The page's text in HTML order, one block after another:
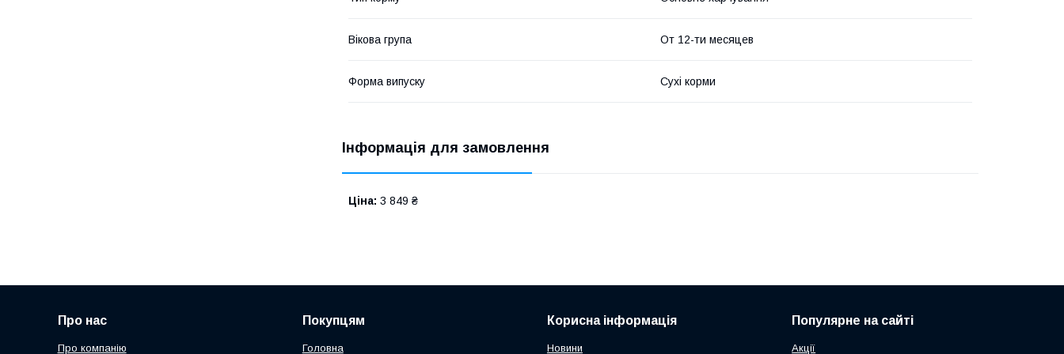
Вікова група От 12-ти месяцев
Форма випуску Сухі корми
Інформація для замовлення
Ціна: 3 849 ₴
Про нас
Про компанію
Покупцям
Головна
Корисна інформація
Новини
Популярне на сайті
Акції